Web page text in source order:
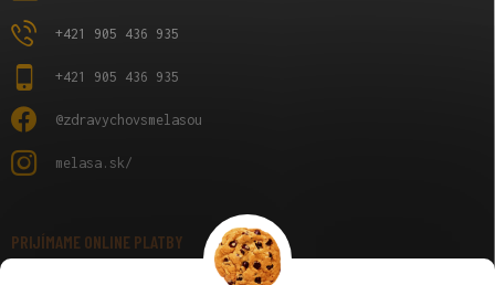
+421 905 436 935
+421 905 436 935
@zdravychovsmelasou
melasa.sk/
PRIJÍMAME ONLINE PLATBY